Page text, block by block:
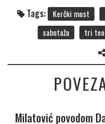
Tags: Kerčki most
sabotaža
tri
Milatović povodom